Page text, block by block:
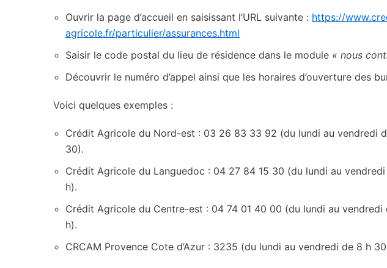
Ouvrir la page d’accueil en saisissant l’URL suivante : https://
agricole.fr/particulier/assurances.html
Saisir le code postal du lieu de résidence dans le module « nous
Découvrir le numéro d’appel ainsi que les horaires d’ouverture des
Voici quelques exemples :
Crédit Agricole du Nord-est : 03 26 83 33 92 (du lundi au vendredi
30).
Crédit Agricole du Languedoc : 04 27 84 15 30 (du lundi au
h).
Crédit Agricole du Centre-est : 04 74 01 40 00 (du lundi au vendredi
h).
CRCAM Provence Cote d’Azur : 3235 (du lundi au vendredi de 8 h